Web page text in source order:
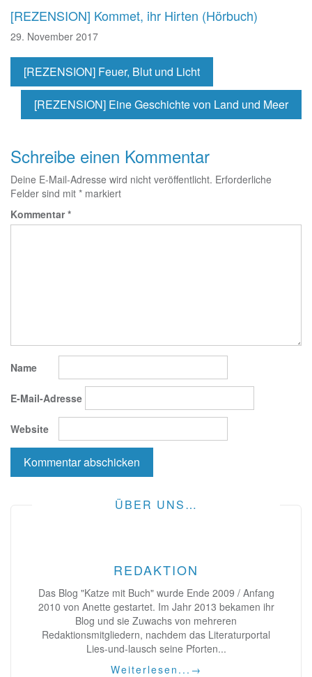
[REZENSION] Kommet, ihr Hirten (Hörbuch)
29. November 2017
[REZENSION] Feuer, Blut und Licht
[REZENSION] Eine Geschichte von Land und Meer
Schreibe einen Kommentar
Deine E-Mail-Adresse wird nicht veröffentlicht. Erforderliche
Felder sind mit * markiert
Kommentar*
Name
E-Mail-Adresse
Website
ÜBER UNS…
REDAKTION
Das Blog "Katze mit Buch" wurde Ende 2009 / Anfang
2010 von Anette gestartet. Im Jahr 2013 bekamen ihr
Blog und sie Zuwachs von mehreren
Redaktionsmitgliedern, nachdem das Literaturportal
Lies-und-lausch seine Pforten...
Weiterlesen... →